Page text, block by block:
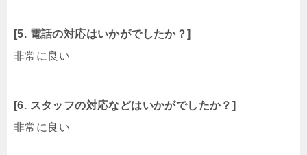
[5. 電話の対応はいかがでしたか？]
非常に良い
[6. スタッフの対応などはいかがでしたか？]
非常に良い